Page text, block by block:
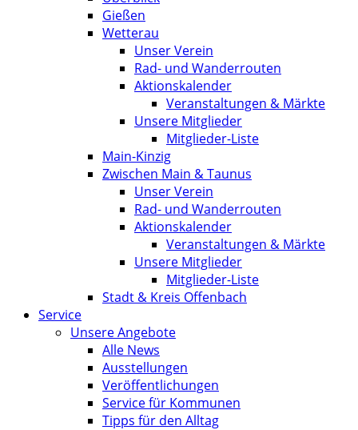
Gießen
Wetterau
Unser Verein
Rad- und Wanderrouten
Aktionskalender
Veranstaltungen & Märkte
Unsere Mitglieder
Mitglieder-Liste
Main-Kinzig
Zwischen Main & Taunus
Unser Verein
Rad- und Wanderrouten
Aktionskalender
Veranstaltungen & Märkte
Unsere Mitglieder
Mitglieder-Liste
Stadt & Kreis Offenbach
Service
Unsere Angebote
Alle News
Ausstellungen
Veröffentlichungen
Service für Kommunen
Tipps für den Alltag